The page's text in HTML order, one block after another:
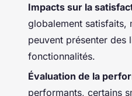
Impacts sur la
globalement satisfaits,
peuvent présenter des
fonctionnalités.
Évaluation de la
performants, certains